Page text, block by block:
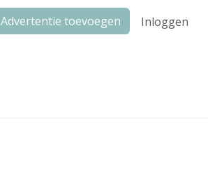
Advertentie toevoegen Inloggen